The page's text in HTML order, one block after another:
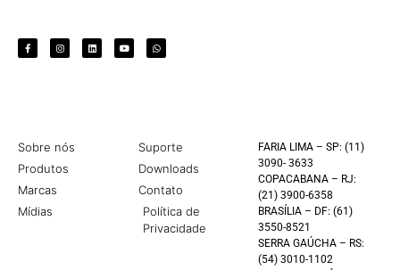
Sobre nós
Produtos
Marcas
Mídias
Suporte
Downloads
Contato
Política de
Privacidade
FARIA LIMA – SP: (11)
3090- 3633
COPACABANA – RJ:
(21) 3900-6358
BRASÍLIA – DF: (61)
3550-8521
SERRA GAÚCHA – RS:
(54) 3010-1102